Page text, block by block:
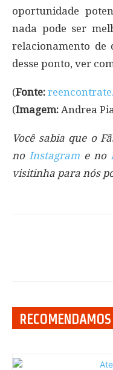
oportunidade
nada pode ser
relacionamento de
desse ponto, ver
(Fonte:
(Imagem: Andrea
Você sabia que o
no Instagrame no
visitinha para nós
RECOMENDAMOS